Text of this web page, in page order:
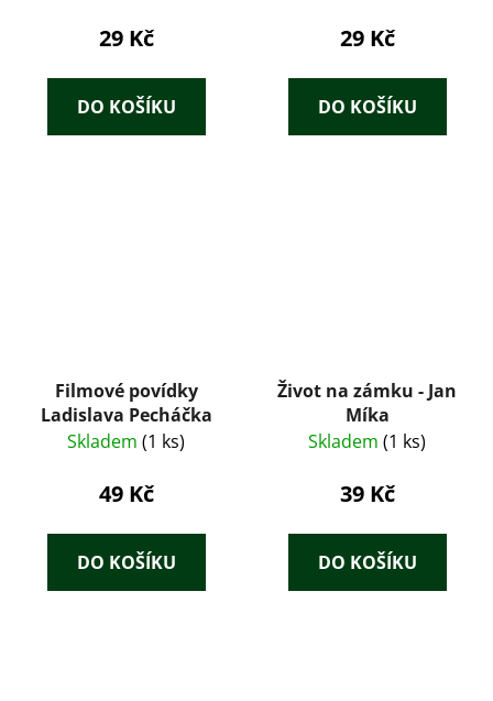
29 Kč
DO KOŠÍKU
29 Kč
DO KOŠÍKU
Filmové povídky
Ladislava Pecháčka
Skladem (1 ks)
49 Kč
DO KOŠÍKU
Život na zámku - Jan
Míka
Skladem (1 ks)
39 Kč
DO KOŠÍKU